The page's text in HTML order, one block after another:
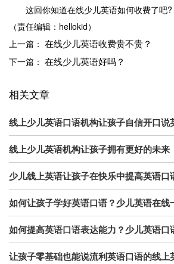
这回你知道在线少儿英语如何收费了吧?
（责任编辑：hellokid）
上一篇： 在线少儿英语收费贵不贵？
下一篇： 在线少儿英语好吗？
相关文章
线上少儿英语口语机构让孩子自信开口说
线上少儿英语机构让孩子拥有更好的未来
少儿线上英语让孩子在快乐中提高英语口
如何让孩子学好英语口语？少儿英语在线
如何提高英语口语表达能力？少儿英语口
让孩子零基础也能说流利英语口语的线上